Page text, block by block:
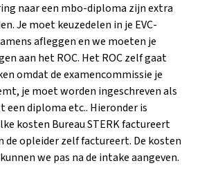
naar een mbo-diploma zijn extra
Je moet keuzedelen in je EVC-
afleggen en we moeten je
aan het ROC. Het ROC zelf gaat
omdat de examencommissie je
je moet worden ingeschreven als
een diploma etc.. Hieronder is
kosten Bureau STERK factureert
de opleider zelf factureert. De kosten
we pas na de intake aangeven.